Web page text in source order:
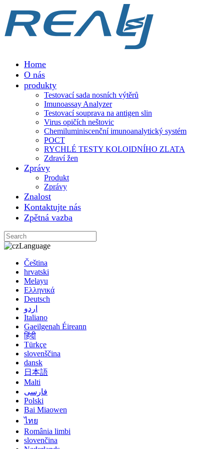
Home
O nás
produkty
Testovací sada nosních výtěrů
Imunoassay Analyzer
Testovací souprava na antigen slin
Virus opičích neštovic
Chemiluminiscenční imunoanalytický systém
POCT
RYCHLÉ TESTY KOLOIDNÍHO ZLATA
Zdraví žen
Zprávy
Produkt
Zprávy
Znalost
Kontaktujte nás
Zpětná vazba
Language
Čeština
hrvatski
Melayu
Ελληνικά
Deutsch
اردو
Italiano
Gaeilgenah Éireann
हिंदी
Türkçe
slovenščina
dansk
日本語
Malti
فارسی
Polski
Bai Miaowen
ไทย
România limbi
slovenčina